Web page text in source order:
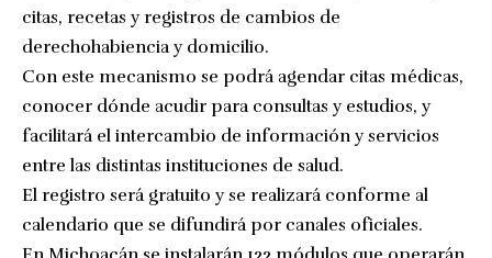
citas, recetas y registros de cambios de
derechohabiencia y domicilio.
Con este mecanismo se podrá agendar citas médicas,
conocer dónde acudir para consultas y estudios, y
facilitará el intercambio de información y servicios
entre las distintas instituciones de salud.
El registro será gratuito y se realizará conforme al
calendario que se difundirá por canales oficiales.